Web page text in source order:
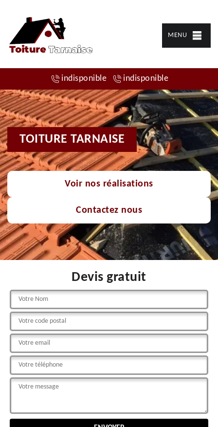
MENU
indisponible indisponible
TOITURE TARNAISE
Voir nos réalisations
Contactez nous
Devis gratuit